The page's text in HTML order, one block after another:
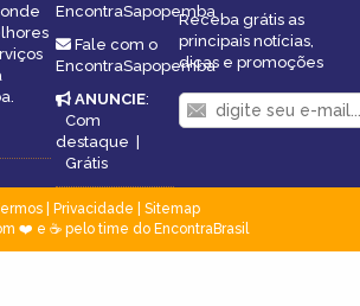
EncontraSapopemba
Fale com o
EncontraSapopemba
ANUNCIE:
Com
destaque |
Grátis
Receba grátis as
principais notícias,
dicas e promoções
| Privacidade
Sitemap
❤️ e ☕ pelo time do EncontraBrasil